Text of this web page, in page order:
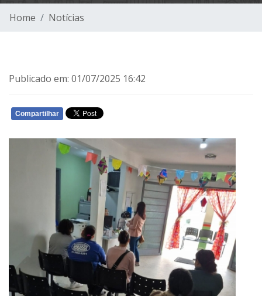
Home Notícias
Publicado em: 01/07/2025 16:42
Compartilhar